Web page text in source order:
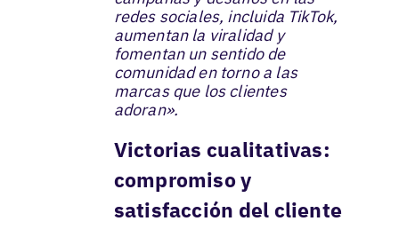
redes sociales, incluida TikTok,
aumentan la viralidad y
fomentan un sentido de
comunidad en torno a las
marcas que los clientes
adoran».
Victorias cualitativas:
compromiso y
satisfacción del cliente